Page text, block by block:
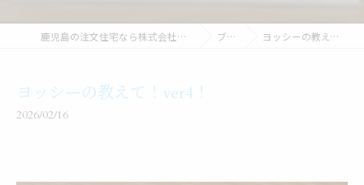
鹿児島の注文住宅なら株式会社イオン・ホーム ブログ ヨッシーの教えて！ver4！
ヨッシーの教えて！ver4！
2026/02/16